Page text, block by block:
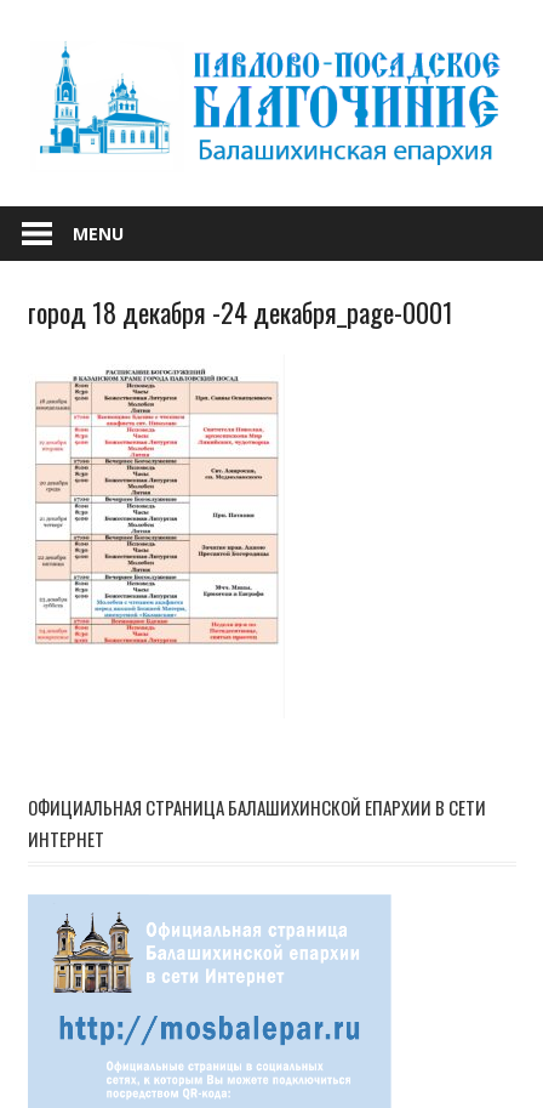
content
ПАВЛОВО-
ПОСАДСКОЕ
БЛАГОЧИНИЕ
MENU
город 18 декабря -24 декабря_page-0001
ОФИЦИАЛЬНАЯ СТРАНИЦА БАЛАШИХИНСКОЙ ЕПАРХИИ В СЕТИ
ИНТЕРНЕТ